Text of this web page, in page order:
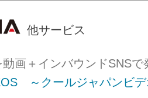
他サービス
画＋インバウンドSNSで
～クールジャパンビ